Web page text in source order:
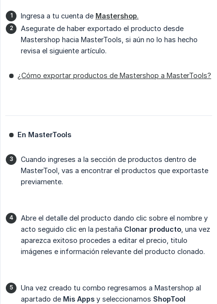
Ingresa a tu cuenta de Mastershop.
Asegurate de haber exportado el producto desde
Mastershop hacia MasterTools, si aún no lo has hecho
revisa el siguiente artículo.
¿Cómo exportar productos de Mastershop a MasterTools?
En MasterTools
Cuando ingreses a la sección de productos dentro de
MasterTool, vas a encontrar el productos que exportaste
previamente.
Abre el detalle del producto dando clic sobre el nombre y
acto seguido clic en la pestaña Clonar producto , una vez
aparezca exitoso procedes a editar el precio, titulo
imágenes e información relevante del producto clonado.
Una vez creado tu combo regresamos a Mastershop al
apartado de Mis Apps y seleccionamos ShopTool